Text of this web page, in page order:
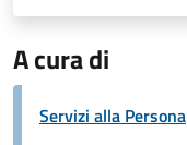
A cura di
Servizi alla Persona